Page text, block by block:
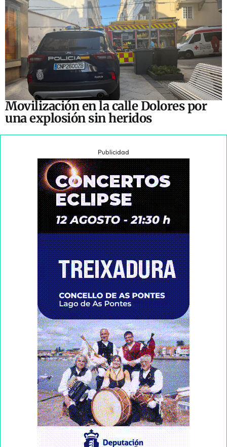
Movilización en la calle Dolores por
una explosión sin heridos
Publicidad